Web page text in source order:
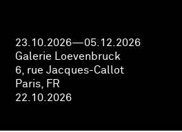
23.10.2026—05.12.2026
Galerie Loevenbruck
6, rue Jacques-Callot
Paris, FR
22.10.2026